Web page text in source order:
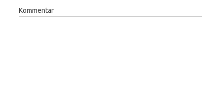
Kommentar